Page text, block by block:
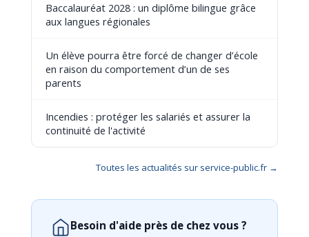
Baccalauréat 2028 : un diplôme bilingue grâce
aux langues régionales
Un élève pourra être forcé de changer d’école
en raison du comportement d’un de ses
parents
Incendies : protéger les salariés et assurer la
continuité de l'activité
Toutes les actualités sur service-public.fr →
Besoin d'aide près de chez vous ?